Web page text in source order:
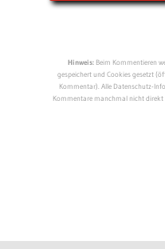
Hinweis:Beim Kommentieren
gespeichert und Cookies gesetzt
Kommentar). Alle Datenschutz-
Kommentare manchmal nicht